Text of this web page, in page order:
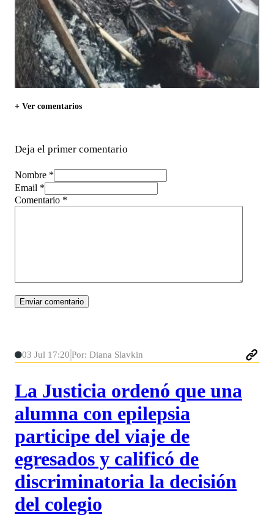
+ Ver comentarios
Deja el primer comentario
Nombre *
Email *
Comentario *
03 Jul 17:20 Por: Diana Slavkin
La Justicia ordenó que una
alumna con epilepsia
participe del viaje de
egresados y calificó de
discriminatoria la decisión
del colegio